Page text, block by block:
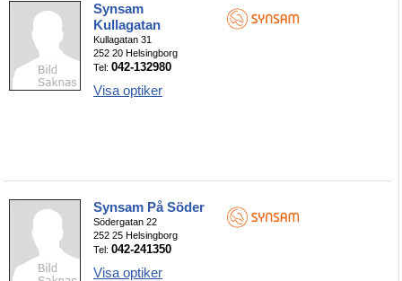
Synsam
Kullagatan
Kullagatan 31
252 20 Helsingborg
Tel: 042-132980
Visa optiker
Synsam På Söder
Södergatan 22
252 25 Helsingborg
Tel: 042-241350
Visa optiker